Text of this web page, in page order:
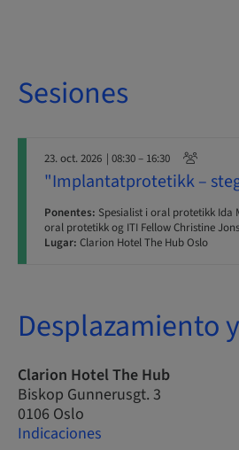
Sesiones
23. oct. 2026 | 08:30 – 16:30
"Implantatprotetikk –
Ponentes: Spesialist i oral protetikk Ida
oral protetikk og ITI Fellow Christine
Lugar: Clarion Hotel The Hub Oslo
Desplazamiento
Clarion Hotel The Hub
Biskop Gunnerusgt. 3
0106 Oslo
Indicaciones